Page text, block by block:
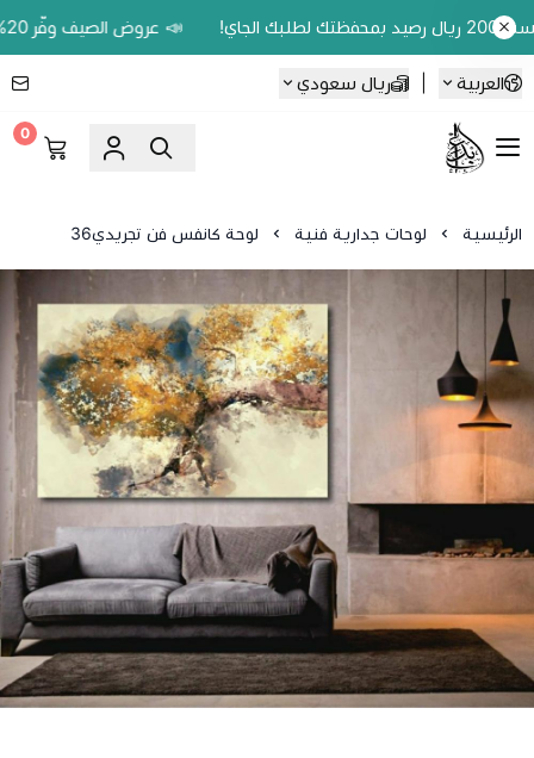
📣 عروض الصيف وفّر 20% على اللوحات الحين.. واكسب 200 ريال رصيد بمحفظتك لطلبك الجاي!
العربية ريال سعودي
Ebbdaa art
0
الرئيسية لوحات جدارية فنية لوحة كانفس فن تجريدي36